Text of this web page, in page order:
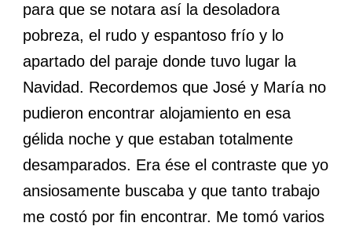
para que se notara así la desoladora
pobreza, el rudo y espantoso frío y lo
apartado del paraje donde tuvo lugar la
Navidad. Recordemos que José y María no
pudieron encontrar alojamiento en esa
gélida noche y que estaban totalmente
desamparados. Era ése el contraste que yo
ansiosamente buscaba y que tanto trabajo
me costó por fin encontrar. Me tomó varios